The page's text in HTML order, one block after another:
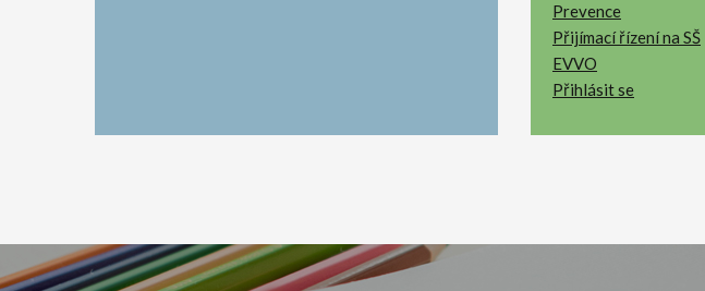
Prevence
Přijímací řízení na SŠ
EVVO
Přihlásit se